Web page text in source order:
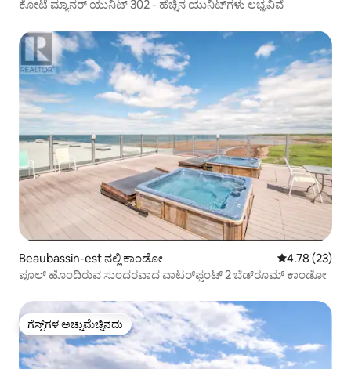
ಕೋಟೆ ಮ್ಯಾನರ್ ಯುನಿಟ್ 302 - ಹೆಚ್ಚಿನ ಯುನಿಟ್‌ಗಳು ಲಭ್ಯವಿವೆ
Beaubassin-est ನಲ್ಲಿ ಕಾಂಡೋ 5 ರಲ್ಲಿ 4.78
4.78 (23)
ಪೂಲ್ ಹೊಂದಿರುವ ಸುಂದರವಾದ ವಾಟರ್‌ಫ್ರಂಟ್ 2 ಬೆಡ್‌ರೂಮ್ ಕಾಂಡೋ
ಗೆಸ್ಟ್‌ಗಳ ಅಚ್ಚುಮೆಚ್ಚಿನದು
ಗೆಸ್ಟ್‌ಗಳ ಅಚ್ಚುಮೆಚ್ಚಿನದು